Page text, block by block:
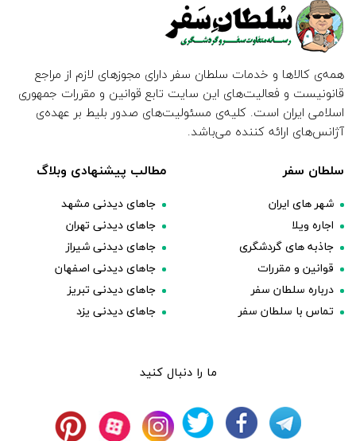
همه‌ی کالاها و خدمات سلطان سفر دارای مجوزهای لازم از مراجع
قانونیست و فعالیت‌های این سایت تابع قوانین و مقررات جمهوری
اسلامی ایران است. کلیه‌ی مسئولیت‌های صدور بلیط بر عهده‌ی
آژانس‌های ارائه کننده می‌باشد.
سلطان سفر
شهر های ایران
اجاره ویلا
جاذبه های گردشگری
قوانین و مقررات
درباره سلطان سفر
تماس با سلطان سفر
مطالب پیشنهادی وبلاگ
جاهای دیدنی مشهد
جاهای دیدنی تهران
جاهای دیدنی شیراز
جاهای دیدنی اصفهان
جاهای دیدنی تبریز
جاهای دیدنی یزد
ما را دنبال کنید